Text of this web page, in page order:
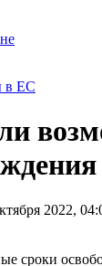
в ЕС
2022,